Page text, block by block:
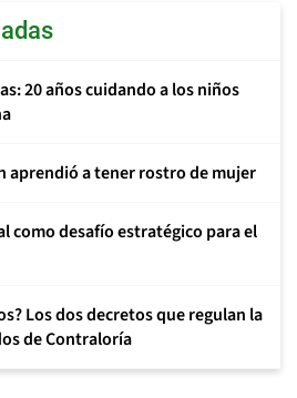
20 años cuidando a los niños
aprendió a tener rostro de mujer
como desafío estratégico para el
Los dos decretos que regulan la
de Contraloría